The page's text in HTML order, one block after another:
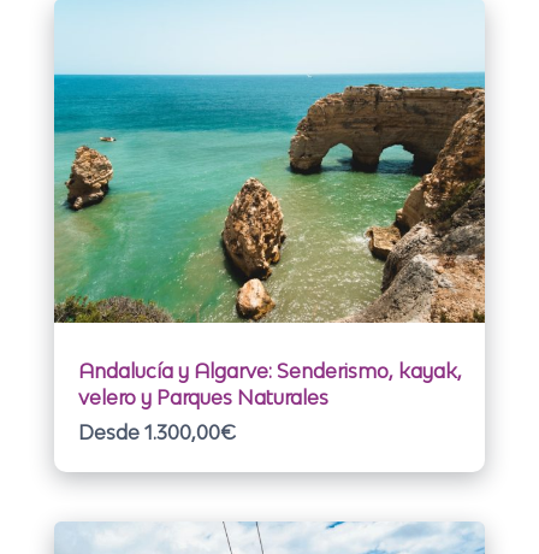
Andalucía y Algarve: Senderismo, kayak,
velero y Parques Naturales
Desde 1.300,00€